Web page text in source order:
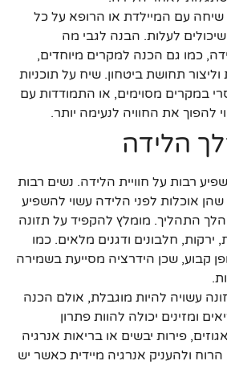
עם המיילדת או הרופא על כל
לעלות. הבנה לגבי מה
כמו גם הכנה למקרים מיוחדים,
תחושת ביטחון. שיח על תוכניות
במקרים מסוימים, או התמודדות עם
להפוך את החוויה לנעימה יותר.
הלידה
רבות על חוויית הלידה. נשים רבות
אוכלות לפני הלידה עשוי להשפיע
התהליך. מומלץ להקפיד על תזונה
ירקות, חלבונים ודגנים מלאים. כמו
קבוע, שכן הידרציה מסייעת בשמירה
עשויה להיות מוגבלת, אולם הכנה
ומזינים יכולה להוות פתרון
פירות יבשים או בריאות אנרגיה
ולהעניק אנרגיה מיידית כאשר יש